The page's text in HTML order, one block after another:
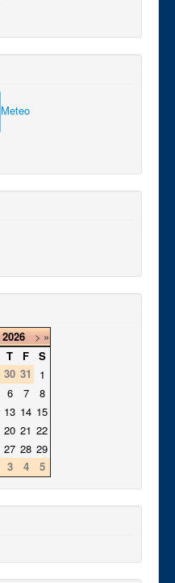
Meteo
2026 > »
T F
S
30 31
1
6 7
8
13 14 15
20 21 22
27 28 29
3 4 5